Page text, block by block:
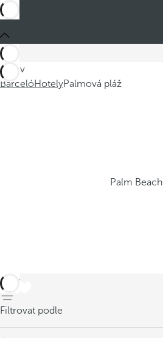
Jste v
BarcelóHotelyPalmová pláž
Palm Beach
Zpět
Filtrovat podle